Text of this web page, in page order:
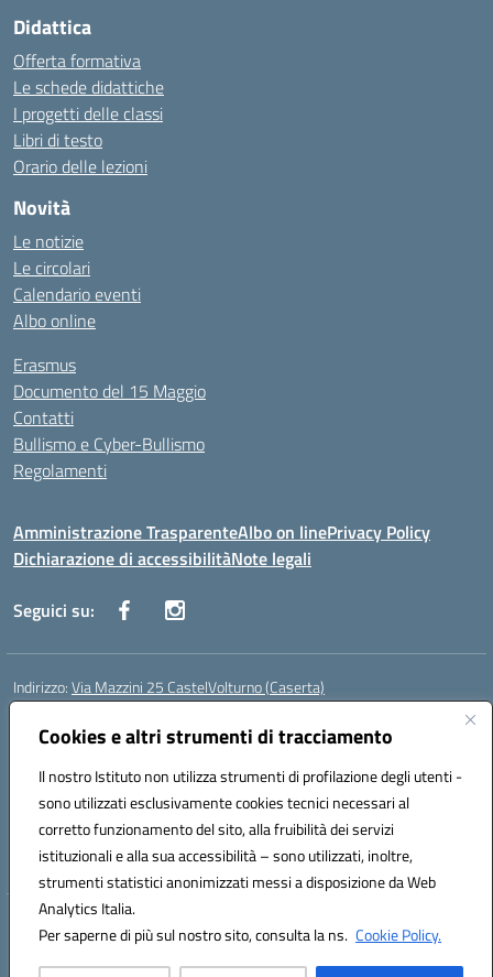
Cookies e altri strumenti di tracciamento
Il nostro Istituto non utilizza strumenti di profilazione degli utenti -
sono utilizzati esclusivamente cookies tecnici necessari al
corretto funzionamento del sito, alla fruibilità dei servizi
istituzionali e alla sua accessibilità – sono utilizzati, inoltre,
strumenti statistici anonimizzati messi a disposizione da Web
Analytics Italia.
Per saperne di più sul nostro sito, consulta la ns. Cookie Policy.
Didattica
Offerta formativa
Le schede didattiche
I progetti delle classi
Libri di testo
Orario delle lezioni
Novità
Le notizie
Le circolari
Calendario eventi
Albo online
Erasmus
Documento del 15 Maggio
Contatti
Bullismo e Cyber-Bullismo
Regolamenti
Amministrazione TrasparenteAlbo on linePrivacy Policy
Dichiarazione di accessibilitàNote legali
Seguici su:
Indirizzo:Via Mazzini 25 CastelVolturno (Caserta)
Centralino:
Posta elettronica certificata (PEC):ceis014005@pec.istruzione.it
Codice fiscale: 93063510619
Codice meccanografico:CEIS014005
Codice Indice delle Pubbliche Amministrazioni (IPA): istsc_ceis014005
Codice unico di fatturazione (CUF): UOU8EW
Hosting & Powered by 3D Solution S.r.l.
Concept & Design by Designers Italia